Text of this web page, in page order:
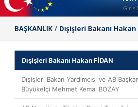
Giriş
BAŞKANLIK / Dışişleri Bakanı Hakan
Dışişleri Bakanı Hakan FİDAN
Dışişleri Bakan Yardımcısı ve AB
Büyükelçi Mehmet Kemal BOZAY